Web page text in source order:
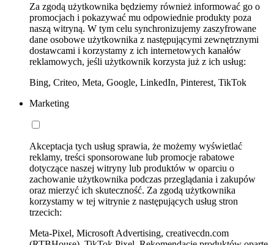
Za zgodą użytkownika będziemy również informować go o
promocjach i pokazywać mu odpowiednie produkty poza
naszą witryną. W tym celu synchronizujemy zaszyfrowane
dane osobowe użytkownika z następującymi zewnętrznymi
dostawcami i korzystamy z ich internetowych kanałów
reklamowych, jeśli użytkownik korzysta już z ich usług:
Bing, Criteo, Meta, Google, LinkedIn, Pinterest, TikTok
Marketing
Akceptacja tych usług sprawia, że możemy wyświetlać
reklamy, treści sponsorowane lub promocje rabatowe
dotyczące naszej witryny lub produktów w oparciu o
zachowanie użytkownika podczas przeglądania i zakupów
oraz mierzyć ich skuteczność. Za zgodą użytkownika
korzystamy w tej witrynie z następujących usług stron
trzecich:
Meta-Pixel, Microsoft Advertising, creativecdn.com